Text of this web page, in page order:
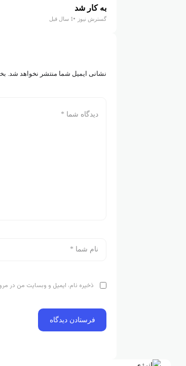
به کار شد
گسترش نیوز 1 سال قبل
نشانی ایمیل شما منتشر نخواهد شد.
ذخیره نام، ایمیل و وبسایت من در